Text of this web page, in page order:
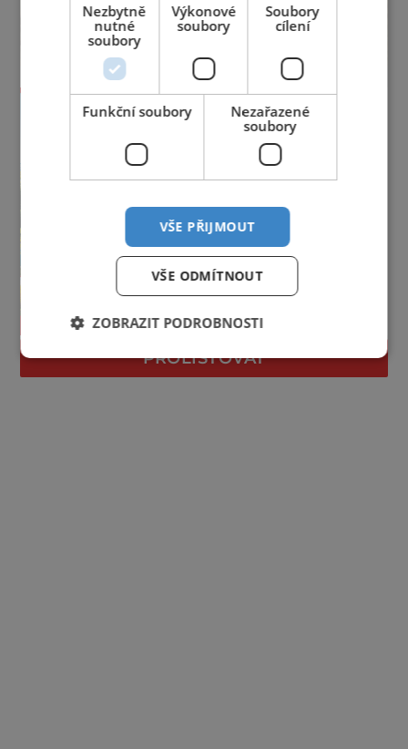
PROLISTOVAT
Nezbytně
nutné
soubory
Výkonové
soubory
Soubory
cílení
Funkční soubory
Nezařazené
soubory
VŠE PŘIJMOUT
VŠE ODMÍTNOUT
ZOBRAZIT PODROBNOSTI